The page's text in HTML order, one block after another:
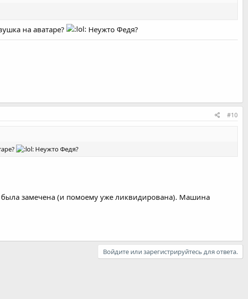
на аватаре? Неужто Федя?
#10
Неужто Федя?
была замечена (и помоему уже ликвидирована). Машина
Войдите или зарегистрируйтесь для ответа.